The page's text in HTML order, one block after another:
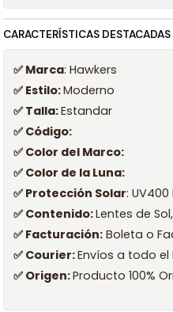
CARACTERÍSTICAS DESTACADAS
✅ Marca: Hawkers
✅ Estilo:Moderno
✅ Talla:Estandar
✅ Código:
✅ Color del Marco:
✅ Color de la Luna:
✅ Protección Solar: UV400
✅ Contenido:Lentes de
✅ Facturación: Boleta o
✅ Courier:Envíos a todo el
✅ Origen:Producto 100%